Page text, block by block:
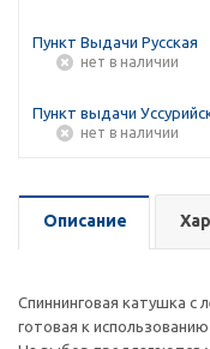
Пункт Выдачи Русская
Нет в наличии
Пункт выдачи
Нет в наличии
Описание
Спиннинговая катушка с
готовая к